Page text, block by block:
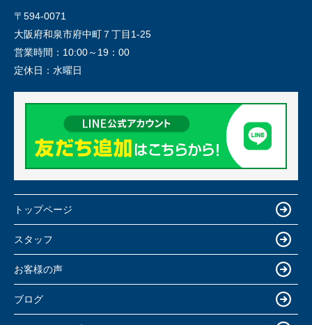
〒594-0071
大阪府和泉市府中町７丁目1-25
営業時間： 10:00～19：00
定休日： 水曜日
トップページ
スタッフ
お客様の声
ブログ